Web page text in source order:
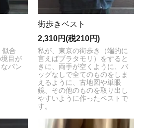
似合
目が
パン
街歩きベスト
2,310円(税210円)
私が、東京の街歩き（端的に
言えばブラタモリ）をすると
きに、両手が空くように、バ
ッグなしで全てのものをしま
えるように、古地図や単眼
鏡、その他のものを取り出し
やすいように作ったベストで
す。